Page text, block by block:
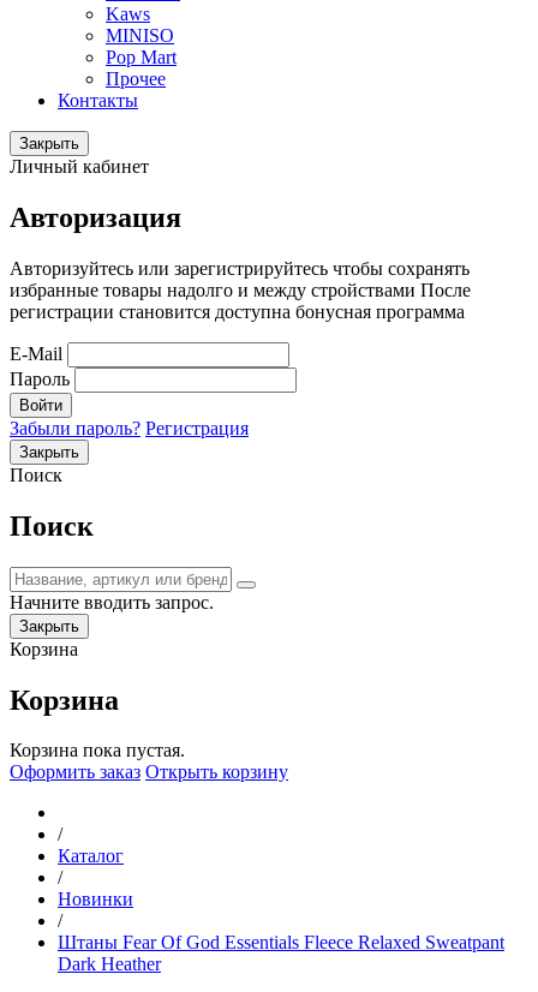
Kaws
MINISO
Pop Mart
Прочее
Контакты
Закрыть
Личный кабинет
Авторизация
Авторизуйтесь или зарегистрируйтесь чтобы сохранять
избранные товары надолго и между стройствами После
регистрации становится доступна бонусная программа
E-Mail
Пароль
Войти
Забыли пароль? Регистрация
Закрыть
Поиск
Поиск
Начните вводить запрос.
Закрыть
Корзина
Корзина
Корзина пока пустая.
Оформить заказ Открыть корзину
/
Каталог
/
Новинки
/
Штаны Fear Of God Essentials Fleece Relaxed Sweatpant
Dark Heather